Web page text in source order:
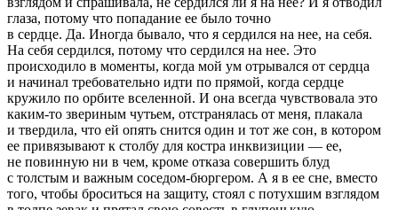
глаза, потому что попадание ее было точно
в сердце. Да. Иногда бывало, что я сердился на нее, на себя.
На себя сердился, потому что сердился на нее. Это
происходило в моменты, когда мой ум отрывался от сердца
и начинал требовательно идти по прямой, когда сердце
кружило по орбите вселенной. И она всегда чувствовала это
каким-то звериным чутьем, отстранялась от меня, плакала
и твердила, что ей опять снится один и тот же сон, в котором
ее привязывают к столбу для костра инквизиции — ее,
не повинную ни в чем, кроме отказа совершить блуд
с толстым и важным соседом-бюргером. А я в ее сне, вместо
того, чтобы броситься на защиту, стоял с потухшим взглядом